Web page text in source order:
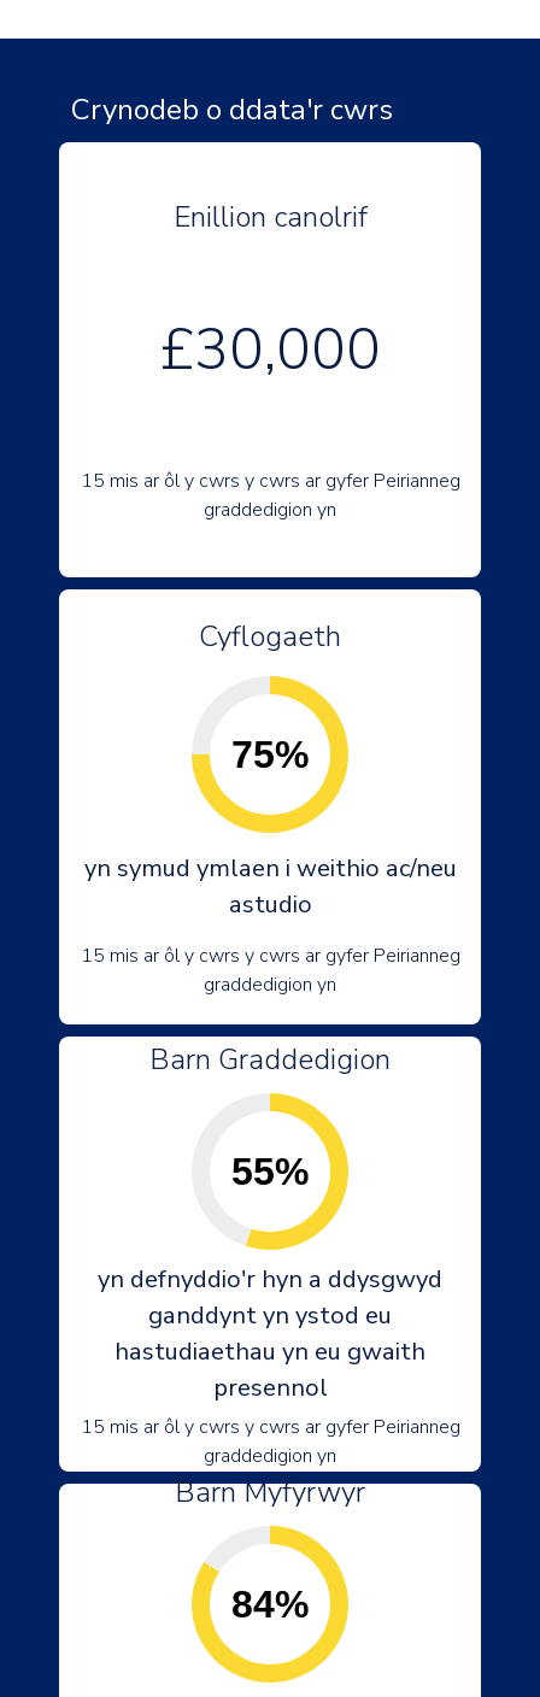
Crynodeb o ddata'r cwrs
Enillion canolrif
£30,000
15 mis ar ôl y cwrs y cwrs ar gyfer Peirianneg
graddedigion yn
Cyflogaeth
75%
yn symud ymlaen i weithio ac/neu
astudio
15 mis ar ôl y cwrs y cwrs ar gyfer Peirianneg
graddedigion yn
Barn Graddedigion
55%
yn defnyddio'r hyn a ddysgwyd
ganddynt yn ystod eu
hastudiaethau yn eu gwaith
presennol
15 mis ar ôl y cwrs y cwrs ar gyfer Peirianneg
graddedigion yn
Barn Myfyrwyr
84%